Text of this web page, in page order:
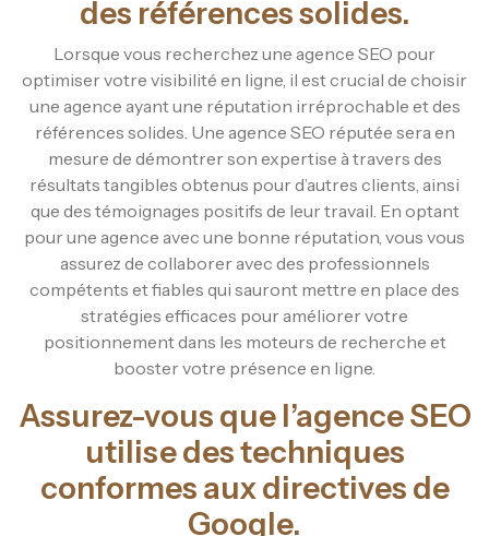
des références solides.
Lorsque vous recherchez une agence SEO pour
optimiser votre visibilité en ligne, il est crucial de choisir
une agence ayant une réputation irréprochable et des
références solides. Une agence SEO réputée sera en
mesure de démontrer son expertise à travers des
résultats tangibles obtenus pour d’autres clients, ainsi
que des témoignages positifs de leur travail. En optant
pour une agence avec une bonne réputation, vous vous
assurez de collaborer avec des professionnels
compétents et fiables qui sauront mettre en place des
stratégies efficaces pour améliorer votre
positionnement dans les moteurs de recherche et
booster votre présence en ligne.
Assurez-vous que l’agence SEO
utilise des techniques
conformes aux directives de
Google.